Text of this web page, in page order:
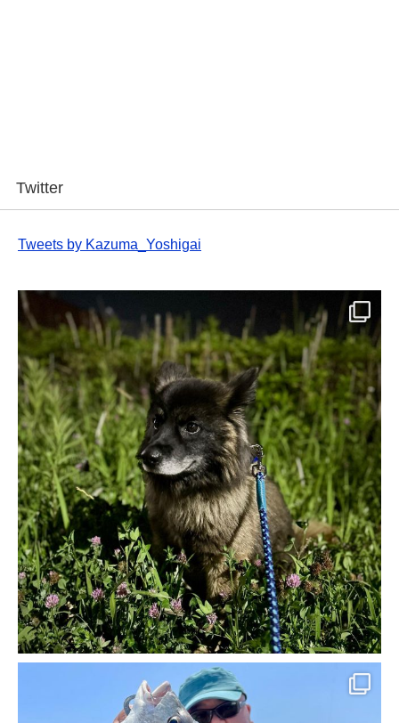
Twitter
Tweets by Kazuma_Yoshigai